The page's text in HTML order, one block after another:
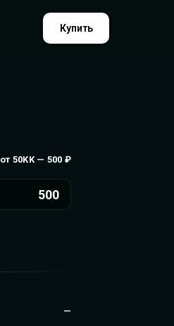
Купить
от 50KK — 500 ₽
500
—